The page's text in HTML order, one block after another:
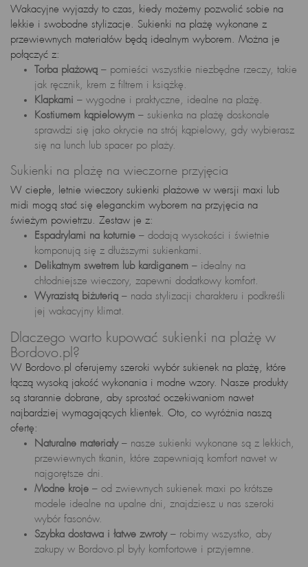
Wakacyjne wyjazdy to czas, kiedy możemy pozwolić sobie na
lekkie i swobodne stylizacje. Sukienki na plażę wykonane z
przewiewnych materiałów będą idealnym wyborem. Można je
połączyć z:
Torba plażową – pomieści wszystkie niezbędne rzeczy, takie
jak ręcznik, krem z filtrem i książkę.
Klapkami – wygodne i praktyczne, idealne na plażę.
Kostiumem kąpielowym – sukienka na plażę doskonale
sprawdzi się jako okrycie na strój kąpielowy, gdy wybierasz
się na lunch lub spacer po plaży.
Sukienki na plażę na wieczorne przyjęcia
W ciepłe, letnie wieczory sukienki plażowe w wersji maxi lub
midi mogą stać się eleganckim wyborem na przyjęcia na
świeżym powietrzu. Zestaw je z:
Espadrylami na koturnie – dodają wysokości i świetnie
komponują się z dłuższymi sukienkami.
Delikatnym swetrem lub kardiganem – idealny na
chłodniejsze wieczory, zapewni dodatkowy komfort.
Wyrazistą biżuterią – nada stylizacji charakteru i podkreśli
jej wakacyjny klimat.
Dlaczego warto kupować sukienki na plażę w
Bordovo.pl?
W Bordovo.pl oferujemy szeroki wybór sukienek na plażę, które
łączą wysoką jakość wykonania i modne wzory. Nasze produkty
są starannie dobrane, aby sprostać oczekiwaniom nawet
najbardziej wymagających klientek. Oto, co wyróżnia naszą
ofertę:
Naturalne materiały– nasze sukienki wykonane są z lekkich,
przewiewnych tkanin, które zapewniają komfort nawet w
najgorętsze dni.
Modne kroje – od zwiewnych sukienek maxi po krótsze
modele idealne na upalne dni, znajdziesz u nas szeroki
wybór fasonów.
Szybka dostawa i łatwe zwroty– robimy wszystko, aby
zakupy w Bordovo.pl były komfortowe i przyjemne.